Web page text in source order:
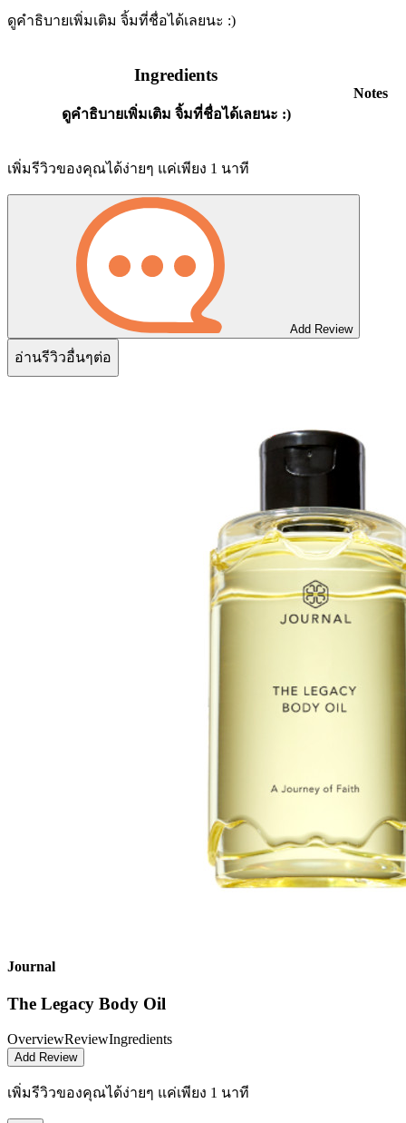
ดูคำธิบายเพิ่มเติม จิ้มที่ชื่อได้เลยนะ :)
Ingredients
ดูคำธิบายเพิ่มเติม จิ้มที่ชื่อได้เลยนะ :)
Notes
เพิ่มรีวิวของคุณได้ง่ายๆ แค่เพียง 1 นาที
Add Review
อ่านรีวิวอื่นๆต่อ
Journal
The Legacy Body Oil
OverviewReviewIngredients
Add Review
เพิ่มรีวิวของคุณได้ง่ายๆ แค่เพียง 1 นาที